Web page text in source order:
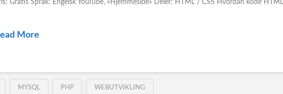
Gratis Språk: Engelsk YouTube, «Hjemmeside» Deler: HTML / CSS Hvordan kode HTML
More
MYSQL PHP WEBUTVIKLING